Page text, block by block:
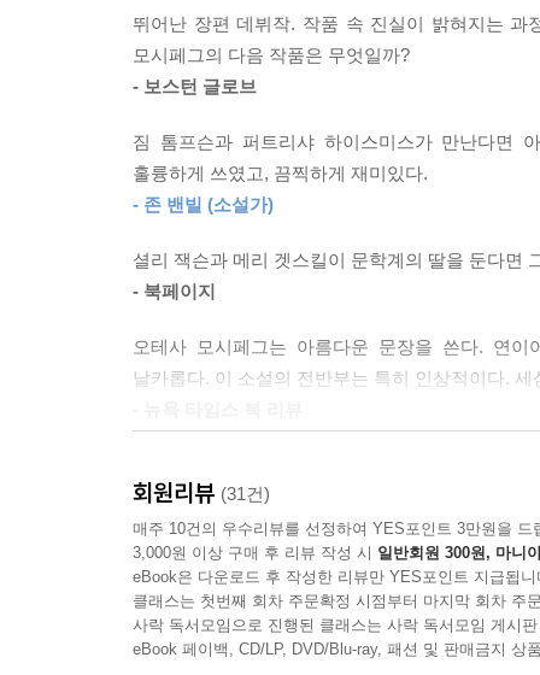
게도 사과하지 않는다. 아침이면 밖으로 나가 또
우리 가족이 어디에서 잘못되었는지 모르겠다. 우
--- p.361
인종 여성으로 살아가는 삶에 대하여 냉소와 재
President」라는 기고문을 통해 캐주얼하고 유머
이처럼 당당하고 재기 넘치는 젊은 작가의 문학
기혐오와 망상 없이는 통과할 수 없었던 한 여자의
“독자의 마음에 불안한 여운을 남기는 걸작 심리
미국 보스턴 외곽의 소년원에서 비서로 일하는
성격에 야한 상상과 독특한 망상을 즐기며, 한집
쾌활한 소년원 교육국장 리베카가 등장하면서 일
존재가 되고, 실제로 친구 한 명 없는 아일린에게
나는 비쩍 마르고 각진 몸매에 움직임은 모나고
얼굴의 지형은 차갑고 생기 없는 뉴잉글랜드적 외
있었을 것이다. 진짜로 똑똑하기엔 참을성이 너무
그날 저녁 리베카의 집을 향해 차를 몰고 X빌을
부드럽게 내리는 눈도, 행복한 가족으로 가득
뛰어난 장편 데뷔작. 작품 속 진실이 밝혀지는
모시페그의 다음 작품은 무엇일까?
- 보스턴 글로브
짐 톰프슨과 퍼트리샤 하이스미스가 만난다면
훌륭하게 쓰였고, 끔찍하게 재미있다.
- 존 밴빌 (소설가)
셜리 잭슨과 메리 겟스킬이 문학계의 딸을 둔다면
- 북페이지
오테사 모시페그는 아름다운 문장을 쓴다. 연
날카롭다. 이 소설의 전반부는 특히 인상적이다.
당신은 이런 작품을 읽어본 적 없을 것이다.
- 워싱턴 포스트
주인공 아일린이 결코 단순한 문학적 괴물이
누추함을 환기하는 작품으로서 독창적이고 대담한
- 가디언
회원리뷰 (31건)
매주 10건의 우수리뷰를 선정하여 YES포인트 3만원을 드
3,000원 이상 구매 후 리뷰 작성 시 일반회원 300원, 마니
eBook은 다운로드 후 작성한 리뷰만 YES포인트 지급됩니
클래스는 첫번째 회차 주문확정 시점부터 마지막 회차 주
사락 독서모임으로 진행된 클래스는 사락 독서모임 게시
eBook 페이백, CD/LP, DVD/Blu-ray, 패션 및 판매금지 상